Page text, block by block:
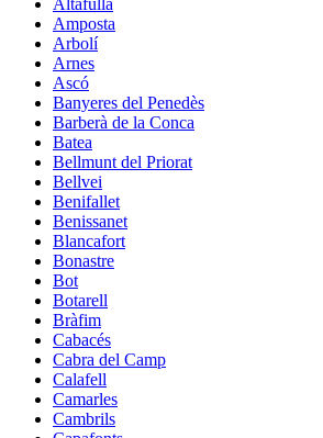
Amposta
Arbolí
Arnes
Ascó
Banyeres del Penedès
Barberà de la Conca
Batea
Bellmunt del Priorat
Bellvei
Benifallet
Benissanet
Blancafort
Bonastre
Bot
Botarell
Bràfim
Cabacés
Cabra del Camp
Calafell
Camarles
Cambrils